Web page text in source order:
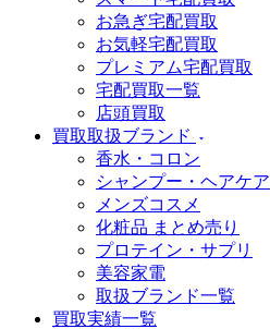
お急ぎ宅配買取
お気軽宅配買取
プレミアム宅配買取
宅配買取一覧
店頭買取
買取取扱ブランド
香水・コロン
シャンプー・ヘアケア
メンズコスメ
化粧品 まとめ売り
プロテイン・サプリ
美容家電
取扱ブランド一覧
買取実績一覧